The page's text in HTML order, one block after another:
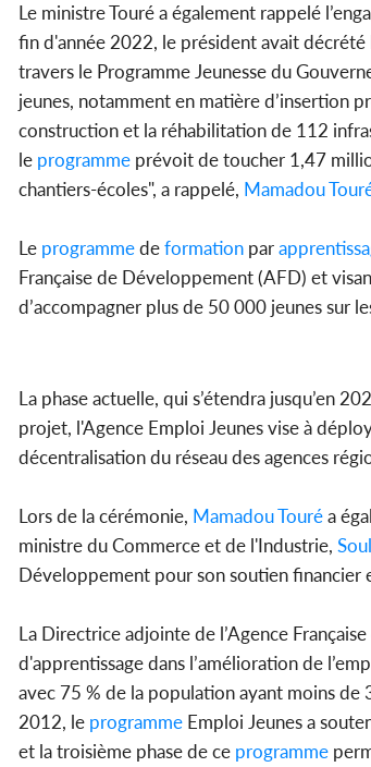
Le ministre Touré a également rappelé
fin d'année 2022, le président avait décrété
travers le Programme Jeunesse du
jeunes, notamment en matière d’insertion
construction et la réhabilitation de 112
le programme prévoit de toucher 1,47
chantiers-écoles", a rappelé, Mamadou
Le programmedeformation par
Française de Développement (AFD) et
d’accompagner plus de 50 000 jeunes sur
La phase actuelle, qui s’étendra jusqu’en
projet, l'Agence Emploi Jeunes vise à
décentralisation du réseau des agences
Lors de la cérémonie, Mamadou Touréa
ministre du Commerce et de l'Industrie,
Développement pour son soutien financier
La Directrice adjointe de l’Agence
d'apprentissage dans l’amélioration de
avec 75 % de la population ayant moins de
2012, le programme Emploi Jeunes a
et la troisième phase de ce programme